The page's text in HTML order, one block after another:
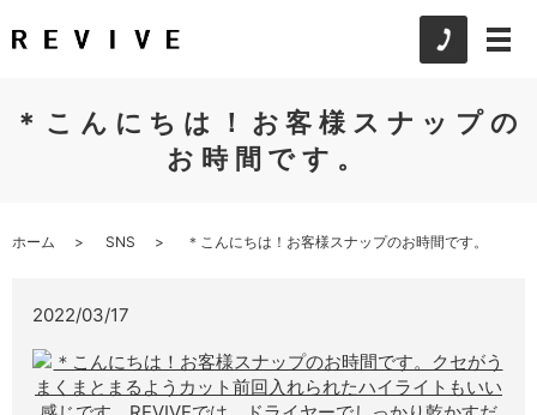
＊こんにちは！お客様スナップの
お時間です。
ホーム SNS ＊こんにちは！お客様スナップのお時間です。
2022/03/17